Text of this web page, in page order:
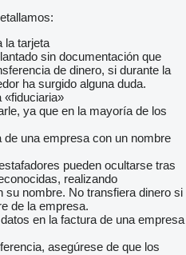
la tarjeta
sin documentación que
de dinero, si durante la
ha surgido alguna duda.
«fiduciaria»
ya que en la mayoría de los
una empresa con un nombre
pueden ocultarse tras
realizando
su nombre. No transfiera dinero si
de la empresa.
en la factura de una empresa
asegúrese de que los